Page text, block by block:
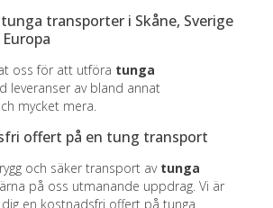
transporter i Skåne, Sverige
oss för att utföra tunga
leveranser av bland annat
mycket mera.
offert på en tung transport
och säker transport av tunga
på oss utmanande uppdrag. Vi är
en kostnadsfri offert på tunga